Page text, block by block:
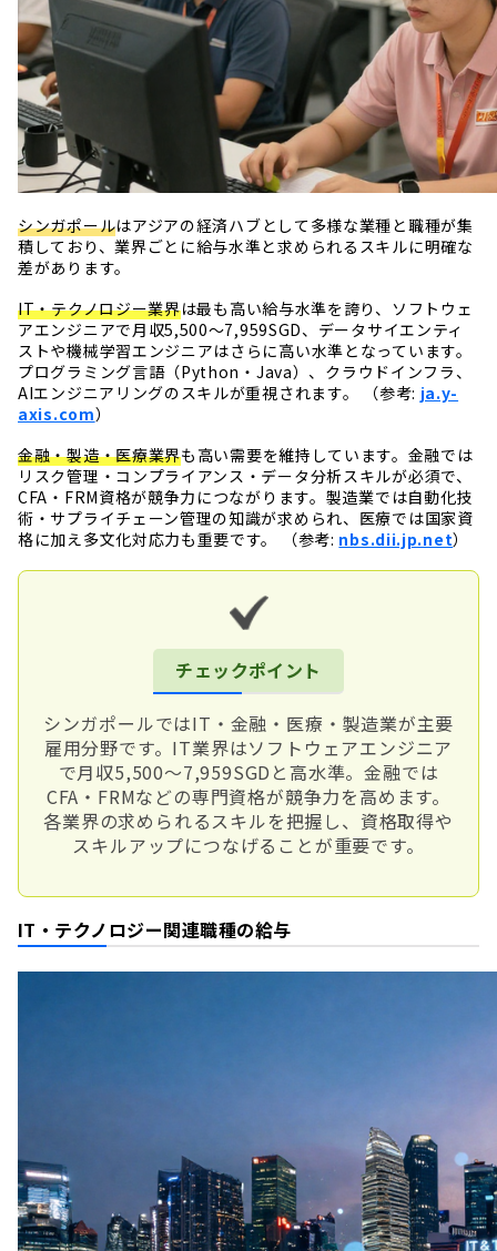
シンガポールはアジアの経済ハブとして多様な業種と職種が集
積しており、業界ごとに給与水準と求められるスキルに明確な
差があります。
IT・テクノロジー業界は最も高い給与水準を誇り、ソフトウェ
アエンジニアで月収5,500〜7,959SGD、データサイエンティ
ストや機械学習エンジニアはさらに高い水準となっています。
プログラミング言語（Python・Java）、クラウドインフラ、
AIエンジニアリングのスキルが重視されます。 （参考: ja.y-
axis.com）
金融・製造・医療業界も高い需要を維持しています。金融では
リスク管理・コンプライアンス・データ分析スキルが必須で、
CFA・FRM資格が競争力につながります。製造業では自動化技
術・サプライチェーン管理の知識が求められ、医療では国家資
格に加え多文化対応力も重要です。 （参考: nbs.dii.jp.net）
チェックポイント
シンガポールではIT・金融・医療・製造業が主要
雇用分野です。IT業界はソフトウェアエンジニア
で月収5,500〜7,959SGDと高水準。金融では
CFA・FRMなどの専門資格が競争力を高めます。
各業界の求められるスキルを把握し、資格取得や
スキルアップにつなげることが重要です。
IT・テクノロジー関連職種の給与